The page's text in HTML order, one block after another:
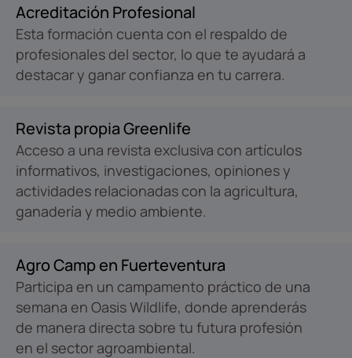
Acreditación Profesional
Esta formación cuenta con el respaldo de
profesionales del sector, lo que te ayudará a
destacar y ganar confianza en tu carrera.
Revista propia Greenlife
Acceso a una revista exclusiva con artículos
informativos, investigaciones, opiniones y
actividades relacionadas con la agricultura,
ganadería y medio ambiente.
Agro Camp en Fuerteventura
Participa en un campamento práctico de una
semana en Oasis Wildlife, donde aprenderás
de manera directa sobre tu futura profesión
en el sector agroambiental.